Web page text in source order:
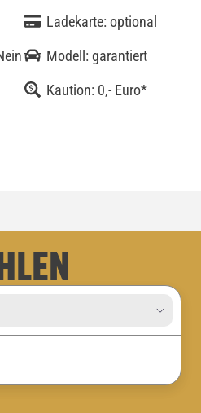
Ladekarte: optional
Modell: garantiert
Kaution: 0,- Euro*